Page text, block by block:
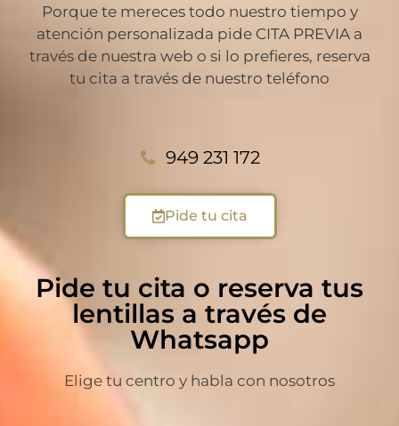
Porque te mereces todo nuestro tiempo y
atención personalizada pide CITA PREVIA a
través de nuestra web o si lo prefieres, reserva
tu cita a través de nuestro teléfono
949 231 172
Pide tu cita
Pide tu cita o reserva tus
lentillas a través de
Whatsapp
Elige tu centro y habla con nosotros